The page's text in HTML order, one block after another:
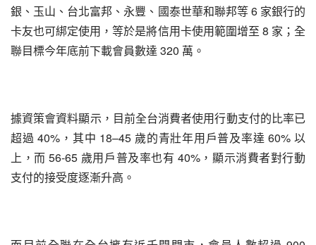
銀、玉山、台北富邦、永豐、國泰世華和聯邦等 6 家銀行的
卡友也可綁定使用，等於是將信用卡使用範圍增至 8 家；全
聯目標今年底前下載會員數達 320 萬。
據資策會資料顯示，目前全台消費者使用行動支付的比率已
超過 40%，其中 18–45 歲的青壯年用戶普及率達 60% 以
上，而 56-65 歲用戶普及率也有 40%，顯示消費者對行動
支付的接受度逐漸升高。